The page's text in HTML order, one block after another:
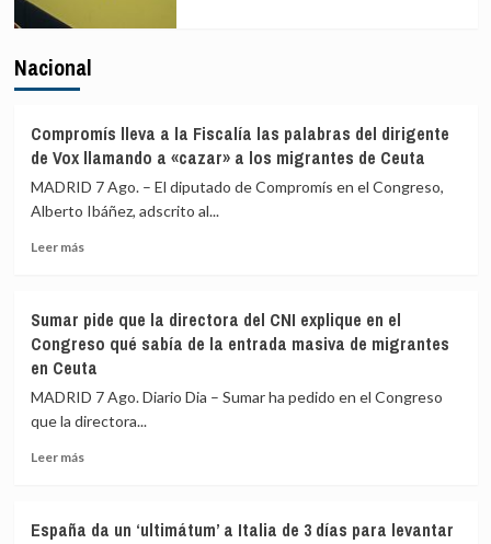
Nacional
Compromís lleva a la Fiscalía las palabras del dirigente
de Vox llamando a «cazar» a los migrantes de Ceuta
MADRID 7 Ago. – El diputado de Compromís en el Congreso,
Alberto Ibáñez, adscrito al...
Leer másLeer
lleva
a
la
Fiscalía
palabras
del
llamando
Sumar pide que la directora del CNI explique en el
Congreso qué sabía de la entrada masiva de migrantes
en Ceuta
MADRID 7 Ago. Diario Dia – Sumar ha pedido en el Congreso
que la directora...
Leer másLeer
pide
España da un ‘ultimátum’ a Italia de 3 días para levantar